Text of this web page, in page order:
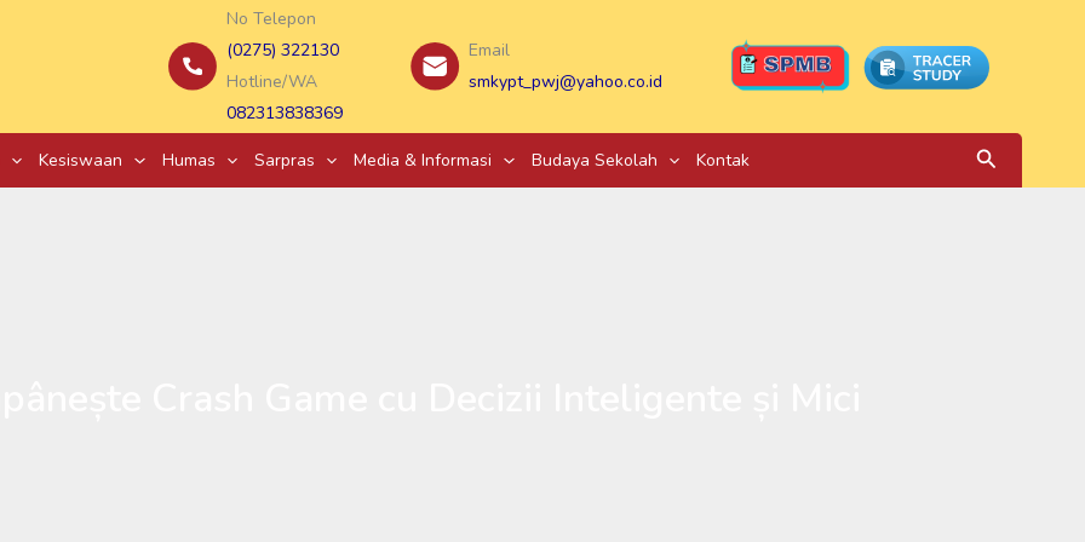
No Telepon
(0275) 322130
Hotline/WA
082313838369
Email
smkypt_pwj@yahoo.co.id
Kesiswaan Humas Sarpras Media & Informasi Budaya Sekolah Kontak Search